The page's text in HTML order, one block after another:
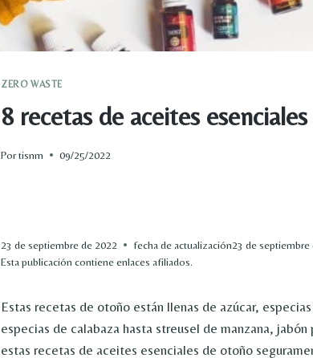
ZERO WASTE
8 recetas de aceites
Portisnm 09/25/2022
23 de septiembre de 2022 fecha de actualización23 de septiembre
Esta publicación contiene enlaces afiliados.
Estas recetas de otoño están llenas de azúcar,
especias de calabaza hasta streusel de manzana,
estas recetas de aceites esenciales de otoño